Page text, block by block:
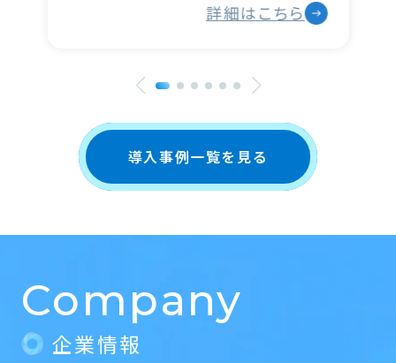
詳細はこちら
導入事例一覧を見る
Company
企業情報